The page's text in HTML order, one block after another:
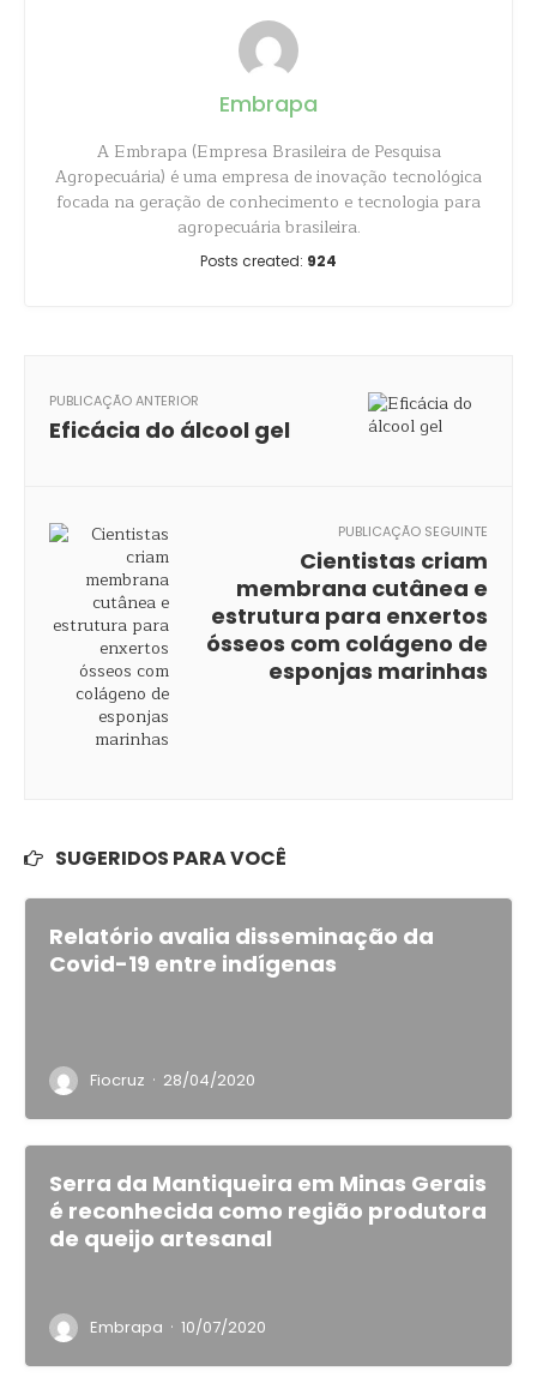
Embrapa
A Embrapa (Empresa Brasileira de Pesquisa
Agropecuária) é uma empresa de inovação tecnológica
focada na geração de conhecimento e tecnologia para
agropecuária brasileira.
Posts created: 924
PUBLICAÇÃO ANTERIOR
Eficácia do álcool gel
PUBLICAÇÃO SEGUINTE
Cientistas criam
membrana cutânea e
estrutura para enxertos
ósseos com colágeno de
esponjas marinhas
SUGERIDOS PARA VOCÊ
Relatório avalia disseminação da
Covid-19 entre indígenas
Fiocruz · 28/04/2020
Serra da Mantiqueira em Minas Gerais
é reconhecida como região produtora
de queijo artesanal
Embrapa · 10/07/2020